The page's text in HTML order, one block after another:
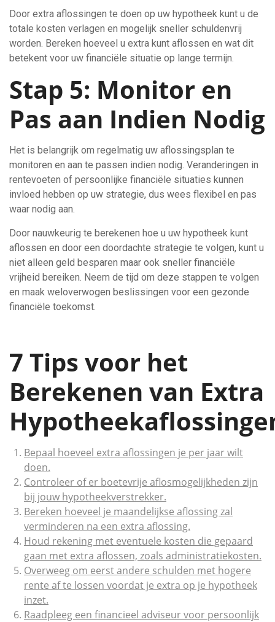
Door extra aflossingen te doen op uw hypotheek kunt u de
totale kosten verlagen en mogelijk sneller schuldenvrij
worden. Bereken hoeveel u extra kunt aflossen en wat dit
betekent voor uw financiële situatie op lange termijn.
Stap 5: Monitor en
Pas aan Indien Nodig
Het is belangrijk om regelmatig uw aflossingsplan te
monitoren en aan te passen indien nodig. Veranderingen in
rentevoeten of persoonlijke financiële situaties kunnen
invloed hebben op uw strategie, dus wees flexibel en pas
waar nodig aan.
Door nauwkeurig te berekenen hoe u uw hypotheek kunt
aflossen en door een doordachte strategie te volgen, kunt u
niet alleen geld besparen maar ook sneller financiële
vrijheid bereiken. Neem de tijd om deze stappen te volgen
en maak weloverwogen beslissingen voor een gezonde
financiële toekomst.
7 Tips voor het
Berekenen van Extra
Bepaal hoeveel extra aflossingen je per jaar wilt
doen.
Controleer of er boetevrije aflosmogelijkheden zijn
bij jouw hypotheekverstrekker.
Bereken hoeveel je maandelijkse aflossing zal
verminderen na een extra aflossing.
Houd rekening met eventuele kosten die gepaard
gaan met extra aflossen, zoals administratiekosten.
Overweeg om eerst andere schulden met hogere
rente af te lossen voordat je extra op je hypotheek
inzet.
Raadpleeg een financieel adviseur voor persoonlijk